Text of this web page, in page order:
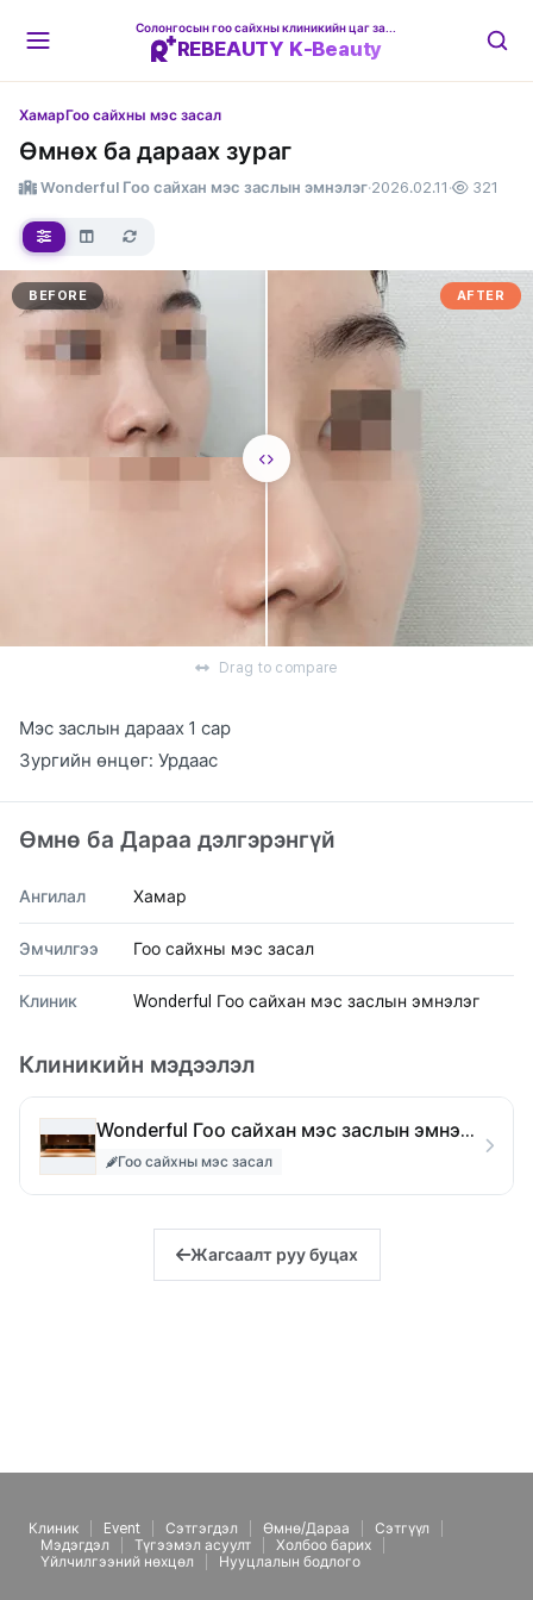
REBEAUTY K-Beauty
ХамарГоо сайхны мэс засал
Өмнөх ба дараах зураг
Wonderful Гоо сайхан мэс заслын эмнэлэг·2026.02.11 · 321
AFTER
BEFORE
Drag to compare
Мэс заслын дараах 1 сар
Зургийн өнцөг: Урдаас
Өмнө ба Дараа дэлгэрэнгүй
Ангилал Хамар
Эмчилгээ Гоо сайхны мэс засал
Клиник Wonderful Гоо сайхан мэс заслын эмнэлэг
Клиникийн мэдээлэл
Wonderful Гоо сайхан мэс заслын эмнэлэг
Гоо сайхны мэс засал
Жагсаалт руу буцах
Клиник Event Сэтгэгдэл Өмнө/Дараа
Сэтгүүл
Мэдэгдэл
Түгээмэл асуулт
Холбоо барих
Үйлчилгээний нөхцөл
Нууцлалын бодлого